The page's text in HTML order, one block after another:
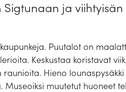
ja
Puutalot on
Keskustaa koristavat
Hieno
muutetut huoneet